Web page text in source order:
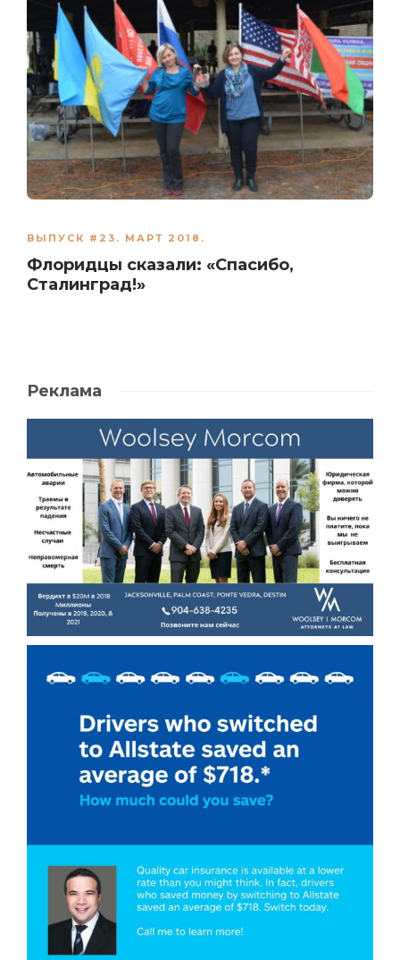
ВЫПУСК #23. МАРТ 2018.
Флоридцы сказали: «Спасибо,
Сталинград!»
Реклама